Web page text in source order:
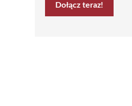
Dołącz teraz!